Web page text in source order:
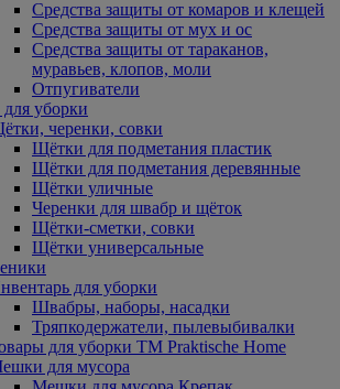
Средства защиты от комаров и клещей
Средства защиты от мух и ос
Средства защиты от тараканов,
муравьев, клопов, моли
Отпугиватели
уборки
черенки, совки
Щётки для подметания пластик
Щётки для подметания деревянные
Щётки уличные
Черенки для швабр и щёток
Щётки-сметки, совки
Щётки универсальные
для уборки
Швабры, наборы, насадки
Тряпкодержатели, пылевыбивалки
для уборки ТМ Praktische Home
для мусора